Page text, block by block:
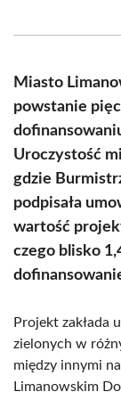
(Twitter)
Miasto
powstanie
Uroczystość
gdzie
podpisała
wartość
czego blisko
Projekt zakłada
zielonych w
między innymi
Limanowskim